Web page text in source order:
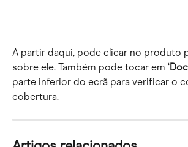
A partir daqui, pode clicar no produto
sobre ele. Também pode tocar em ‘
parte inferior do ecrã para verificar o
cobertura.